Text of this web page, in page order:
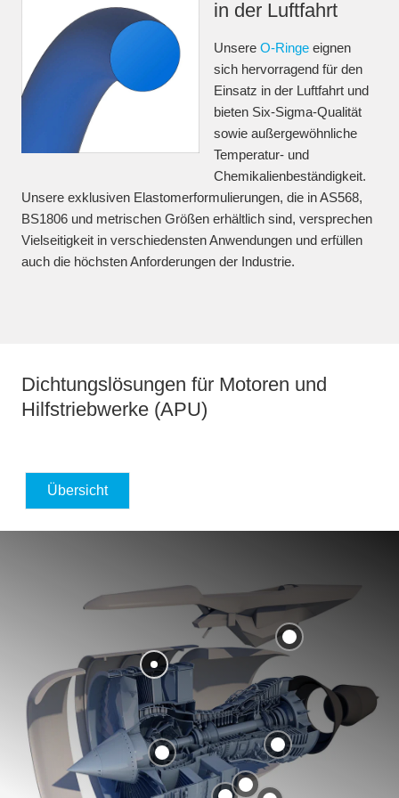
in der Luftfahrt
Unsere O-Ringe eignen
sich hervorragend für den
Einsatz in der Luftfahrt und
bieten Six-Sigma-Qualität
sowie außergewöhnliche
Temperatur- und
Chemikalienbeständigkeit.
Unsere exklusiven Elastomerformulierungen, die in AS568,
BS1806 und metrischen Größen erhältlich sind, versprechen
Vielseitigkeit in verschiedensten Anwendungen und erfüllen
auch die höchsten Anforderungen der Industrie.
Dichtungslösungen für Motoren und
Hilfstriebwerke (APU)
Übersicht